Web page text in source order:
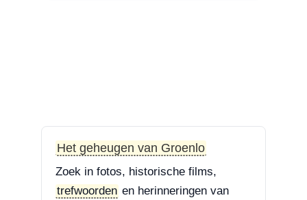
Koningssteeg met parkeerterrein
“Van links naar rechts.
Achteruitgangen van: voor de
toren Br...”
Het geheugen van Groenlo
Zoek in fotos, historische films,
trefwoorden en herinneringen van